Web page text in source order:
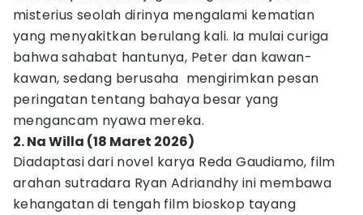
misterius seolah dirinya mengalami kematian
yang menyakitkan berulang kali. Ia mulai curiga
bahwa sahabat hantunya, Peter dan kawan-
kawan, sedang berusaha mengirimkan pesan
peringatan tentang bahaya besar yang
mengancam nyawa mereka.
2. Na Willa (18 Maret 2026)
Diadaptasi dari novel karya Reda Gaudiamo, film
arahan sutradara Ryan Adriandhy ini membawa
kehangatan di tengah film bioskop tayang